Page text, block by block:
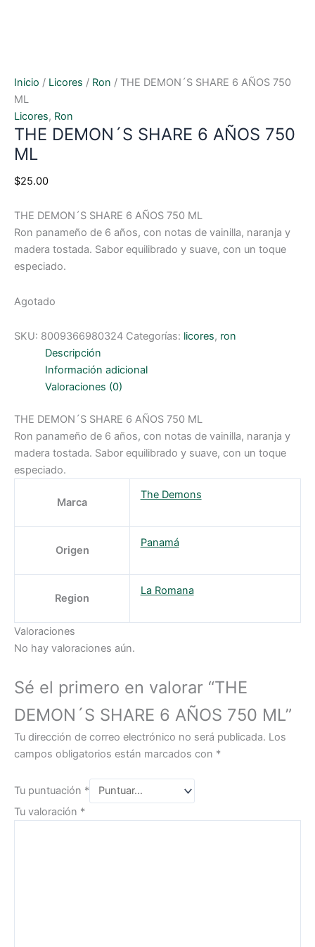
Inicio / Licores / Ron / THE DEMON´S SHARE 6 AÑOS 750
ML
Licores, Ron
THE DEMON´S SHARE 6 AÑOS 750
ML
$25.00
THE DEMON´S SHARE 6 AÑOS 750 ML
Ron panameño de 6 años, con notas de vainilla, naranja y
madera tostada. Sabor equilibrado y suave, con un toque
especiado.
Agotado
SKU: 8009366980324 Categorías: licores, ron
Descripción
Información adicional
Valoraciones (0)
THE DEMON´S SHARE 6 AÑOS 750 ML
Ron panameño de 6 años, con notas de vainilla, naranja y
madera tostada. Sabor equilibrado y suave, con un toque
especiado.
Marca
The Demons
Origen
Panamá
Region
La Romana
Valoraciones
No hay valoraciones aún.
Sé el primero en valorar “THE
DEMON´S SHARE 6 AÑOS 750 ML”
Tu dirección de correo electrónico no será publicada. Los
campos obligatorios están marcados con *
Tu puntuación *
Tu valoración *